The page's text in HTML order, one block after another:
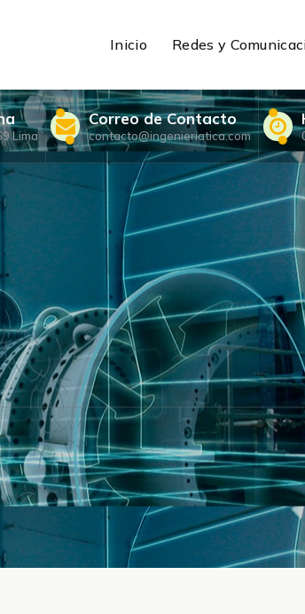
Inicio Redes y
Lima
Correo de Contacto
contacto@ingenieriatica.com